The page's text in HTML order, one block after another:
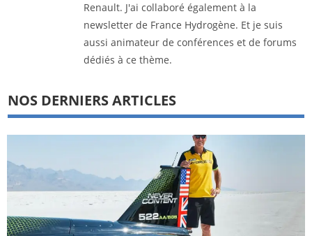
Renault. J'ai collaboré également à la
newsletter de France Hydrogène. Et je suis
aussi animateur de conférences et de forums
dédiés à ce thème.
NOS DERNIERS ARTICLES